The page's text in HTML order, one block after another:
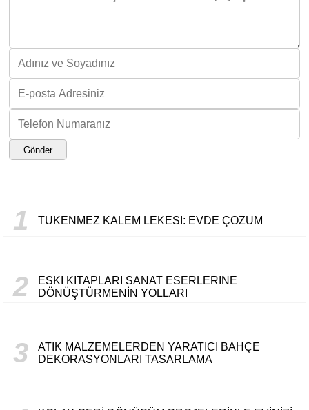
Gönder
1 TÜKENMEZ KALEM LEKESI: EVDE ÇÖZÜM
2
ESKI KITAPLARI SANAT ESERLERINE
DÖNÜŞTÜRMENIN YOLLARI
3
ATIK MALZEMELERDEN YARATICI BAHÇE
DEKORASYONLARI TASARLAMA